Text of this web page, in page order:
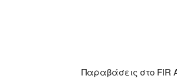
Παραβάσεις στο FIR